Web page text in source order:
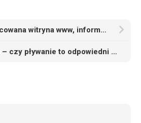
Perfekcyjnie opracowana witryna www, informująca o parafii pod wezwaniem Najświętszej Maryi Panny Nieustającej Pomocy w Nowym Tomyślu
Nauka pływania – czy pływanie to odpowiedni sport dla potomstwa?